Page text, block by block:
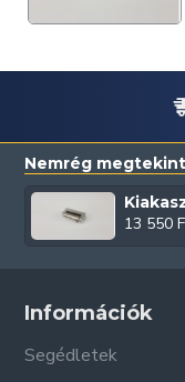
Nemrég
13 550
Információk
Segédletek